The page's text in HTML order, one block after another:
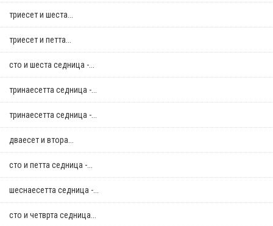
триесет и шеста...
триесет и петта...
сто и шеста седница -...
тринаесетта седница -...
тринаесетта седница -...
дваесет и втора...
сто и петта седница -...
шеснаесетта седница -...
сто и четврта седница...